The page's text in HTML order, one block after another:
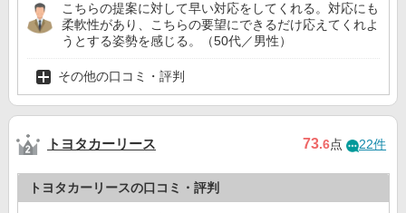
こちらの提案に対して早い対応をしてくれる。対応にも
柔軟性があり、こちらの要望にできるだけ応えてくれよ
うとする姿勢を感じる。（50代／男性）
その他の口コミ・評判
トヨタカーリース 73.6点 22件
トヨタカーリースの口コミ・評判